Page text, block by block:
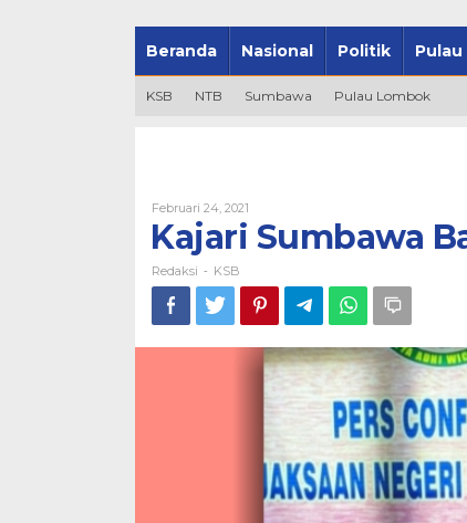
Beranda Nasional Politik
KSB NTB Sumbawa Pulau Lombok
Februari 24, 2021
Redaksi
Kajari Sumbawa
Redaksi - KSB